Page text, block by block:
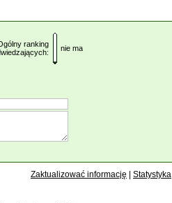
ranking
nie ma
Zaktualizować informację Statystyka